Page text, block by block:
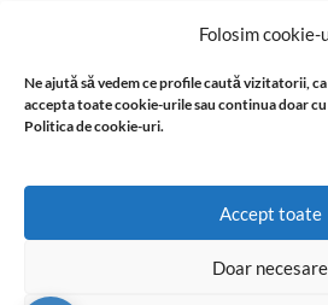
Folosim cookie-
Ne ajută să vedem ce profile caută vizitatorii,
accepta toate cookie-urile sau continua doar
Politica de cookie-uri.
Accept toate
Doar necesare